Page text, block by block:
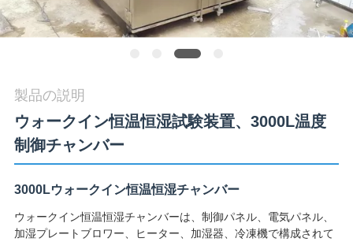
管
理
私
達
に
連
絡
製品の説明
ウォークイン恒温恒湿試験装置、3000L温度
制御チャンバー
3000Lウォークイン恒温恒湿チャンバー
ウォークイン恒温恒湿チャンバーは、制御パネル、電気パネル、
加湿プレートブロワー、ヒーター、加湿器、冷凍機で構成されて